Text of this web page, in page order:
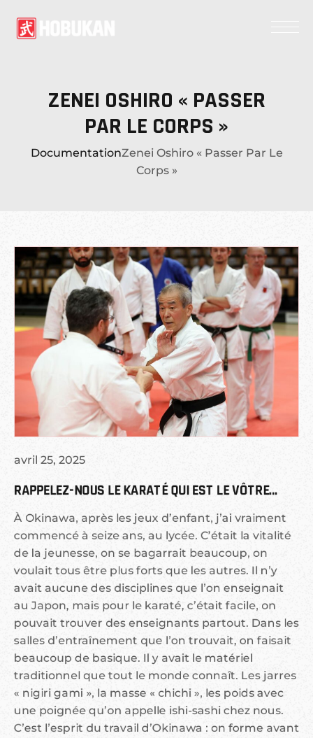
ZENEI OSHIRO « PASSER
PAR LE CORPS »
DocumentationZenei Oshiro « Passer Par Le
Corps »
avril 25, 2025
RAPPELEZ-NOUS LE KARATÉ QUI EST LE VÔTRE…
À Okinawa, après les jeux d’enfant, j’ai vraiment
commencé à seize ans, au lycée. C’était la vitalité
de la jeunesse, on se bagarrait beaucoup, on
voulait tous être plus forts que les autres. Il n’y
avait aucune des disciplines que l’on enseignait
au Japon, mais pour le karaté, c’était facile, on
pouvait trouver des enseignants partout. Dans les
salles d’entraînement que l’on trouvait, on faisait
beaucoup de basique. Il y avait le matériel
traditionnel que tout le monde connaît. Les jarres
« nigiri gami », la masse « chichi », les poids avec
une poignée qu’on appelle ishi-sashi chez nous.
C’est l’esprit du travail d’Okinawa : on forme avant